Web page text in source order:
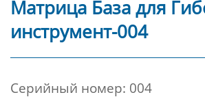
Матрица База для
инструмент-004
Cерийный номер: 004